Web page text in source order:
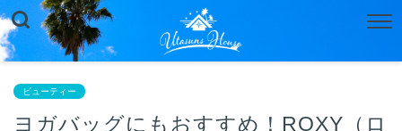
ビューティー
ヨガバッグにもおすすめ！ROXY（ロ